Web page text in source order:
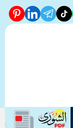
tiktok
telegram
linkedin